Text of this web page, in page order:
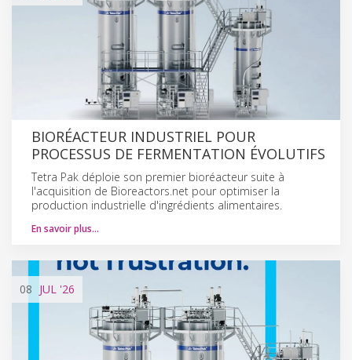
BIORÉACTEUR INDUSTRIEL POUR
PROCESSUS DE FERMENTATION ÉVOLUTIFS
Tetra Pak déploie son premier bioréacteur suite à
l'acquisition de Bioreactors.net pour optimiser la
production industrielle d'ingrédients alimentaires.
En savoir plus…
08 JUL '26